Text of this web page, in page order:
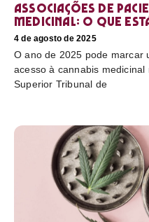
Associações de
medicinal: o que
4 de agosto de 2025
O ano de 2025 pode marcar
acesso à cannabis
Superior Tribunal de